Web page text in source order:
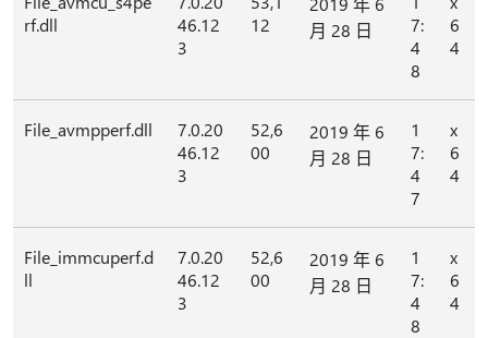
rf.dll
46.12
3
12
月 28 日
7:
4
8
6
4
File_avmpperf.dll
7.0.20
46.12
3
52,6
00
2019 年 6
月 28 日
1
7:
4
7
x
6
4
File_immcuperf.d
ll
7.0.20
46.12
3
52,6
00
2019 年 6
月 28 日
1
7:
4
8
x
6
4